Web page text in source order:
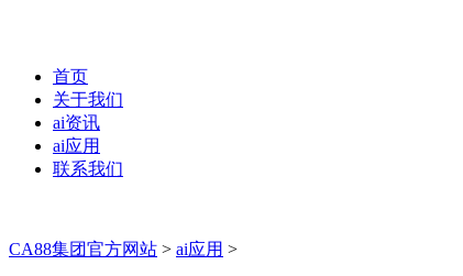
首页
关于我们
ai资讯
ai应用
联系我们
CA88集团官方网站 > ai应用 >